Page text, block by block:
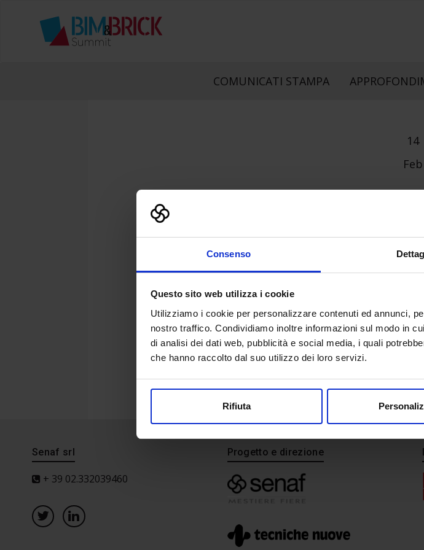
Consenso
Questo sito web utilizza i cookie
Utilizziamo i cookie per personalizzare contenuti ed annunci,
nostro traffico. Condividiamo inoltre informazioni sul modo in
di analisi dei dati web, pubblicità e social media, i quali
che hanno raccolto dal suo utilizzo dei loro servizi.
Rifiuta
COMUNICATI STAMPA
14
Feb
Senaf srl
+ 39 02.332039460
Progetto e direzione